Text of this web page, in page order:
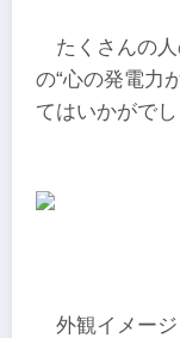
たくさんの
の“心の発電力
てはいかがでし
外観イメージ